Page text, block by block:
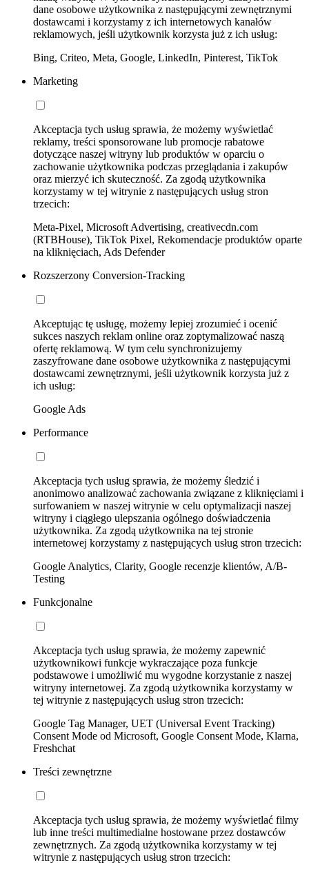
dane osobowe użytkownika z następującymi zewnętrznymi
dostawcami i korzystamy z ich internetowych kanałów
reklamowych, jeśli użytkownik korzysta już z ich usług:
Bing, Criteo, Meta, Google, LinkedIn, Pinterest, TikTok
Marketing
Akceptacja tych usług sprawia, że możemy wyświetlać
reklamy, treści sponsorowane lub promocje rabatowe
dotyczące naszej witryny lub produktów w oparciu o
zachowanie użytkownika podczas przeglądania i zakupów
oraz mierzyć ich skuteczność. Za zgodą użytkownika
korzystamy w tej witrynie z następujących usług stron
trzecich:
Meta-Pixel, Microsoft Advertising, creativecdn.com
(RTBHouse), TikTok Pixel, Rekomendacje produktów oparte
na kliknięciach, Ads Defender
Rozszerzony Conversion-Tracking
Akceptując tę usługę, możemy lepiej zrozumieć i ocenić
sukces naszych reklam online oraz zoptymalizować naszą
ofertę reklamową. W tym celu synchronizujemy
zaszyfrowane dane osobowe użytkownika z następującymi
dostawcami zewnętrznymi, jeśli użytkownik korzysta już z
ich usług:
Google Ads
Performance
Akceptacja tych usług sprawia, że możemy śledzić i
anonimowo analizować zachowania związane z kliknięciami i
surfowaniem w naszej witrynie w celu optymalizacji naszej
witryny i ciągłego ulepszania ogólnego doświadczenia
użytkownika. Za zgodą użytkownika na tej stronie
internetowej korzystamy z następujących usług stron trzecich:
Google Analytics, Clarity, Google recenzje klientów, A/B-
Testing
Funkcjonalne
Akceptacja tych usług sprawia, że możemy zapewnić
użytkownikowi funkcje wykraczające poza funkcje
podstawowe i umożliwić mu wygodne korzystanie z naszej
witryny internetowej. Za zgodą użytkownika korzystamy w
tej witrynie z następujących usług stron trzecich:
Google Tag Manager, UET (Universal Event Tracking)
Consent Mode od Microsoft, Google Consent Mode, Klarna,
Freshchat
Treści zewnętrzne
Akceptacja tych usług sprawia, że możemy wyświetlać filmy
lub inne treści multimedialne hostowane przez dostawców
zewnętrznych. Za zgodą użytkownika korzystamy w tej
witrynie z następujących usług stron trzecich: